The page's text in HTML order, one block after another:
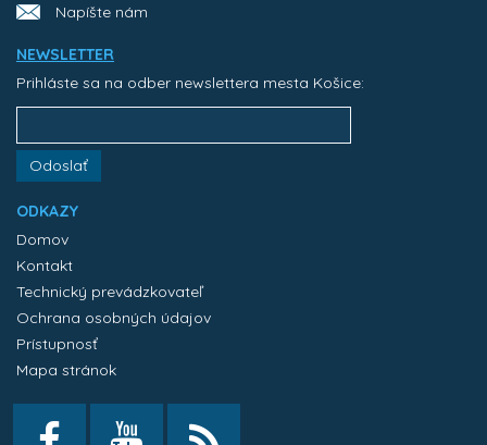
Napíšte nám
NEWSLETTER
Prihláste sa na odber newslettera mesta Košice:
Odoslať
ODKAZY
Domov
Kontakt
Technický prevádzkovateľ
Ochrana osobných údajov
Prístupnosť
Mapa stránok